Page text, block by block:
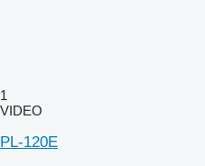
1
VIDEO
PL-120E